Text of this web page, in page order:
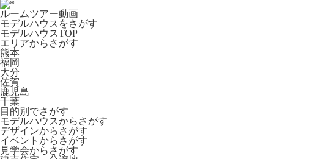
ルームツアー動画
モデルハウスをさがす
モデルハウスTOP
エリアからさがす
熊本
福岡
大分
佐賀
鹿児島
千葉
目的別でさがす
モデルハウスからさがす
デザインからさがす
イベントからさがす
見学会からさがす